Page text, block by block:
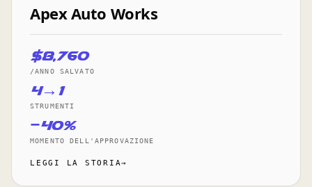
Apex Auto Works
$8,760
/ANNO SALVATO
4→1
STRUMENTI
−40%
MOMENTO DELL'APPROVAZIONE
LEGGI LA STORIA→